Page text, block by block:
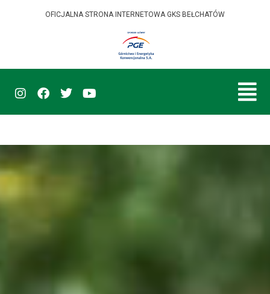
OFICJALNA STRONA INTERNETOWA GKS BEŁCHATÓW